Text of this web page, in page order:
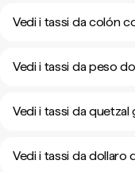
Vedi i tassi da colón
Vedi i tassi da peso
Vedi i tassi da quetzal
Vedi i tassi da dollaro